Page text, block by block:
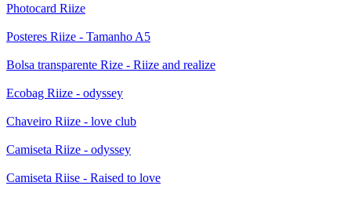
Photocard Riize
Posteres Riize - Tamanho A5
Bolsa transparente Rize - Riize and realize
Ecobag Riize - odyssey
Chaveiro Riize - love club
Camiseta Riize - odyssey
Camiseta Riise - Raised to love